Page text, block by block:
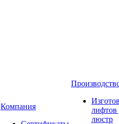
Компания
лифтов
люстр